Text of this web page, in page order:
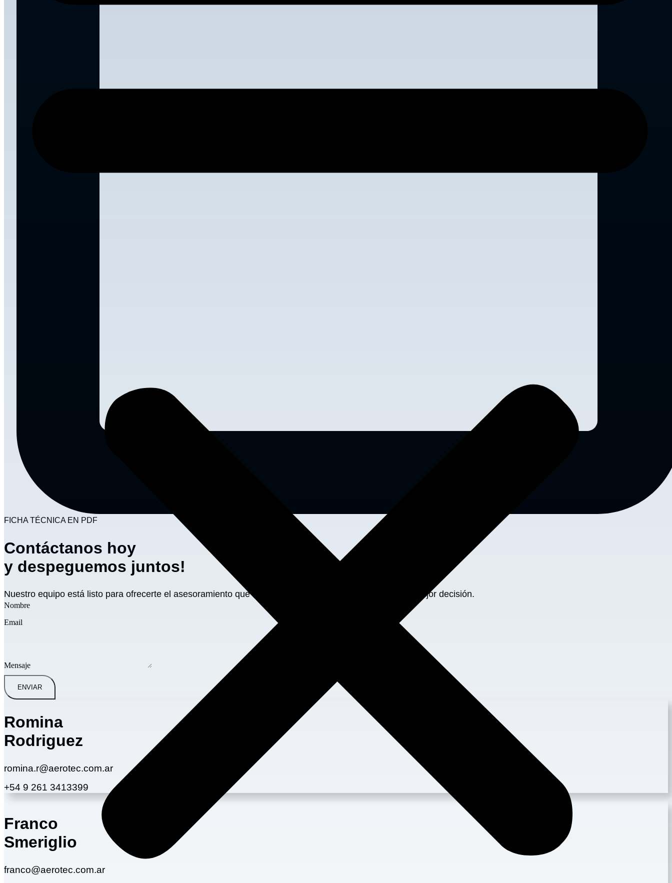
FICHA TÉCNICA EN PDF
Contáctanos hoy
y despeguemos juntos!
Nuestro equipo está listo para ofrecerte el asesoramiento que necesites y asegurarse de que tomes la mejor decisión.
Nombre
Email
Mensaje
ENVIAR
Romina
Rodriguez
romina.r@aerotec.com.ar
+54 9 261 3413399
Franco
Smeriglio
franco@aerotec.com.ar